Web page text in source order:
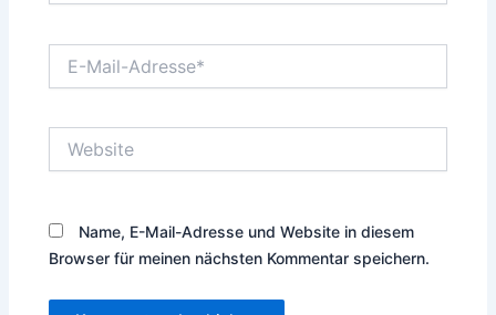
Mail-
Name, E-Mail-Adresse und Website in diesem
Browser für meinen nächsten Kommentar speichern.